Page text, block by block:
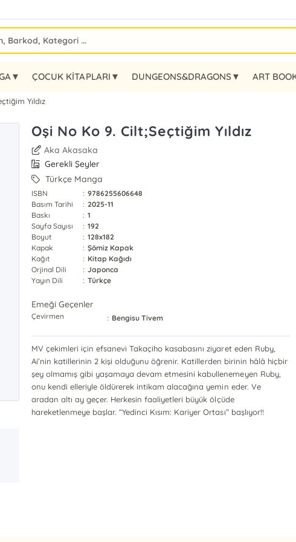
ÇOCUK KİTAPLARI▼ DUNGEONS&DRAGONS▼ ART
Yıldız
Oşi No Ko 9. Cilt;Seçtiğim Yıldız
Aka Akasaka
Gerekli Şeyler
Türkçe Manga
ISBN : 9786255606648
Basım Tarihi
: 2025-11
Baskı
: 1
Sayfa Sayısı
: 192
Boyut
: 128x182
Kapak
: Şömiz Kapak
Kağıt
: Kitap Kağıdı
Orjinal Dili
: Japonca
Yayın Dili
: Türkçe
Emeği Geçenler
Çevirmen : Bengisu Tivem
MV çekimleri için efsanevi Takaçiho kasabasını ziyaret eden Ruby,
Ai’nin katillerinin 2 kişi olduğunu öğrenir. Katillerden birinin hâlâ hiçbir
şey olmamış gibi yaşamaya devam etmesini kabullenemeyen Ruby,
onu kendi elleriyle öldürerek intikam alacağına yemin eder. Ve
aradan altı ay geçer. Herkesin faaliyetleri büyük ölçüde
hareketlenmeye başlar. “Yedinci Kısım: Kariyer Ortası” başlıyor!!